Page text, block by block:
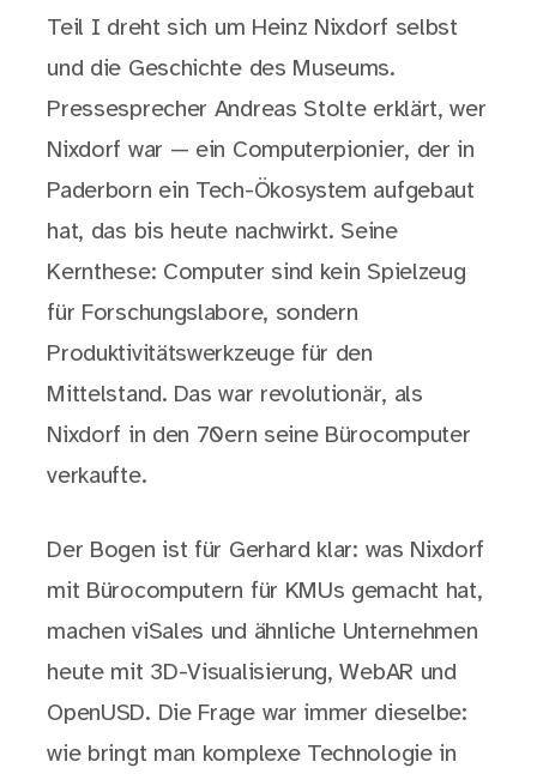
Teil I dreht sich um Heinz Nixdorf selbst
und die Geschichte des Museums.
Pressesprecher Andreas Stolte erklärt, wer
Nixdorf war — ein Computerpionier, der in
Paderborn ein Tech-Ökosystem aufgebaut
hat, das bis heute nachwirkt. Seine
Kernthese: Computer sind kein Spielzeug
für Forschungslabore, sondern
Produktivitätswerkzeuge für den
Mittelstand. Das war revolutionär, als
Nixdorf in den 70ern seine Bürocomputer
verkaufte.
Der Bogen ist für Gerhard klar: was Nixdorf
mit Bürocomputern für KMUs gemacht hat,
machen viSales und ähnliche Unternehmen
heute mit 3D-Visualisierung, WebAR und
OpenUSD. Die Frage war immer dieselbe:
wie bringt man komplexe Technologie in